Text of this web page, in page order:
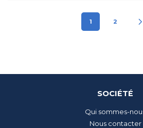
1 2
SOCIÉTÉ
Qui sommes-
Nous contacter